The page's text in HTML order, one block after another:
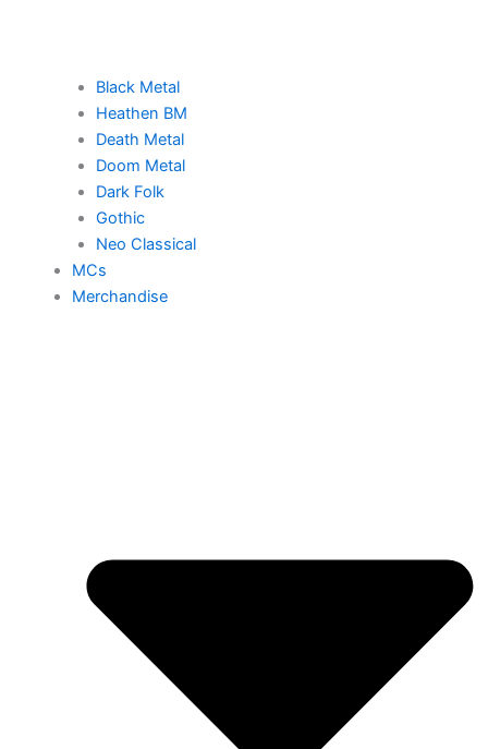
Black Metal
Heathen BM
Death Metal
Doom Metal
Dark Folk
Gothic
Neo Classical
MCs
Merchandise